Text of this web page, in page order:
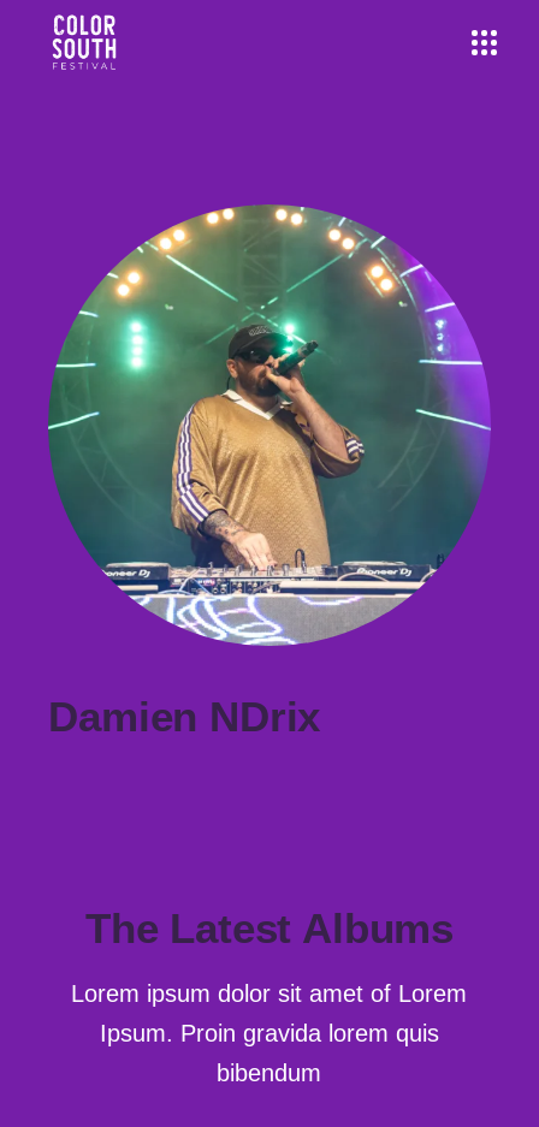
Damien NDrix
The Latest Albums
Lorem ipsum dolor sit amet of Lorem
Ipsum. Proin gravida lorem quis
bibendum